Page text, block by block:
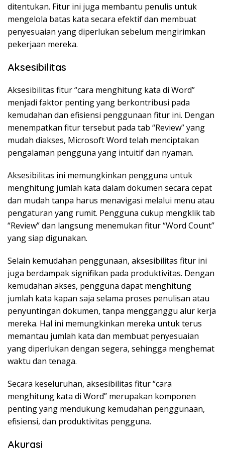
ditentukan. Fitur ini juga membantu penulis untuk
mengelola batas kata secara efektif dan membuat
penyesuaian yang diperlukan sebelum mengirimkan
pekerjaan mereka.
Aksesibilitas
Aksesibilitas fitur “cara menghitung kata di Word”
menjadi faktor penting yang berkontribusi pada
kemudahan dan efisiensi penggunaan fitur ini. Dengan
menempatkan fitur tersebut pada tab “Review” yang
mudah diakses, Microsoft Word telah menciptakan
pengalaman pengguna yang intuitif dan nyaman.
Aksesibilitas ini memungkinkan pengguna untuk
menghitung jumlah kata dalam dokumen secara cepat
dan mudah tanpa harus menavigasi melalui menu atau
pengaturan yang rumit. Pengguna cukup mengklik tab
“Review” dan langsung menemukan fitur “Word Count”
yang siap digunakan.
Selain kemudahan penggunaan, aksesibilitas fitur ini
juga berdampak signifikan pada produktivitas. Dengan
kemudahan akses, pengguna dapat menghitung
jumlah kata kapan saja selama proses penulisan atau
penyuntingan dokumen, tanpa mengganggu alur kerja
mereka. Hal ini memungkinkan mereka untuk terus
memantau jumlah kata dan membuat penyesuaian
yang diperlukan dengan segera, sehingga menghemat
waktu dan tenaga.
Secara keseluruhan, aksesibilitas fitur “cara
menghitung kata di Word” merupakan komponen
penting yang mendukung kemudahan penggunaan,
efisiensi, dan produktivitas pengguna.
Akurasi